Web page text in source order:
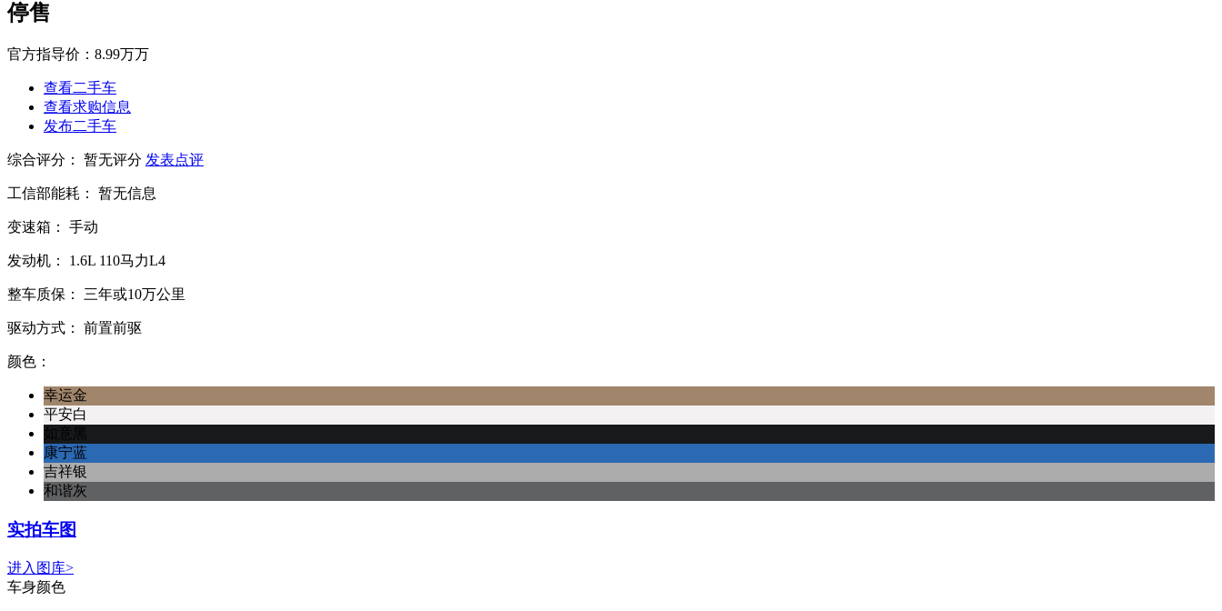
停售
官方指导价： 8.99万万
查看二手车
查看求购信息
发布二手车
综合评分： 暂无评分 发表点评
工信部能耗： 暂无信息
变速箱： 手动
发动机： 1.6L 110马力L4
整车质保： 三年或10万公里
驱动方式： 前置前驱
颜色：
幸运金
平安白
如意黑
康宁蓝
吉祥银
和谐灰
实拍车图
进入图库>
车身颜色